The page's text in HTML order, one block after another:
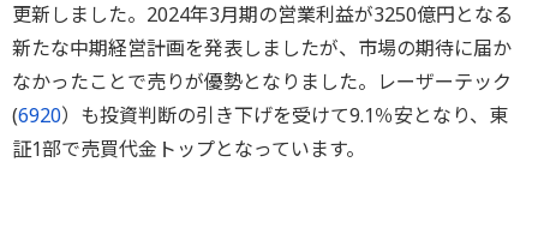
更新しました。2024年3月期の営業利益が3250億円となる
新たな中期経営計画を発表しましたが、市場の期待に届か
なかったことで売りが優勢となりました。レーザーテック
(6920）も投資判断の引き下げを受けて9.1％安となり、東
証1部で売買代金トップとなっています。